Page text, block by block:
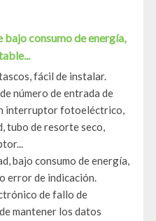
consumo de energía,
fácil de instalar.
número de entrada de
interruptor fotoeléctrico,
tubo de resorte seco,
bajo consumo de energía,
error de indicación.
de fallo de
mantener los datos